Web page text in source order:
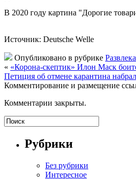
В 2020 году картина "Дорогие
Источник: Deutsche Welle
Опубликовано в рубрике
« «Корона-скептик» Илон Маск
Петиция об отмене карантина
Комментирование и размещение
Комментарии закрыты.
Рубрики
Без рубрики
Интересное